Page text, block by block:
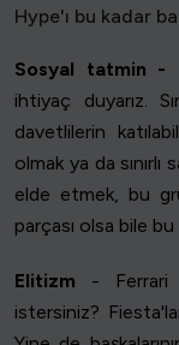
Hype'ı bu kadar
Sosyal tatmin -
ihtiyaç duyarız.
davetlilerin
olmak ya da sınırlı
elde etmek, bu
parçası olsa bile bu
Elitizm - Ferrari
istersiniz?